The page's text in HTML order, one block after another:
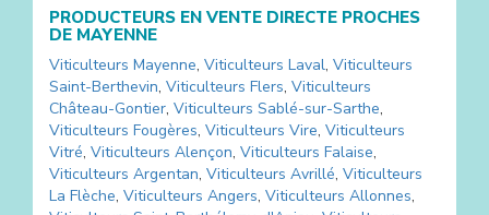
PRODUCTEURS EN VENTE DIRECTE PROCHES
DE MAYENNE
Viticulteurs Mayenne, Viticulteurs Laval, Viticulteurs
Saint-Berthevin, Viticulteurs Flers, Viticulteurs
Château-Gontier, Viticulteurs Sablé-sur-Sarthe,
Viticulteurs Fougères, Viticulteurs Vire, Viticulteurs
Vitré, Viticulteurs Alençon, Viticulteurs Falaise,
Viticulteurs Argentan, Viticulteurs Avrillé, Viticulteurs
La Flèche, Viticulteurs Angers, Viticulteurs Allonnes,